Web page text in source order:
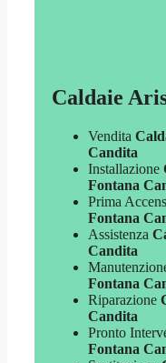
Caldaie
Vendita
Candita
Installazione
Fontana
Prima
Fontana
Assistenza
Candita
Fontana
Riparazione
Candita
Pronto
Fontana